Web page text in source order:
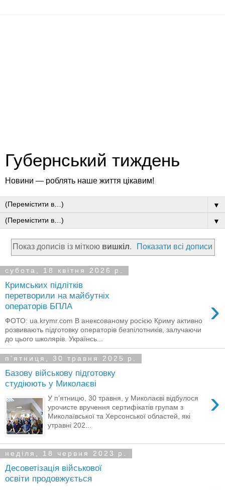
Губернський тиждень
Новини — роблять наше життя цікавим!
▼
▼
Показ дописів із міткою вишкіл. Показати всі дописи
субота, 18 квітня 2026 р.
Кримських підлітків
перетворили на майбутніх
операторів БПЛА
›
ФОТО: ua.krymr.com В анексованому росією Криму активно
розвивають підготовку операторів безпілотників, залучаючи
до цього школярів. Українсь...
пʼятниця, 30 травня 2025 р.
Базову військову підготовку
студіюють у Миколаєві
›
У п’ятницю, 30 травня, у Миколаєві відбулося
урочисте вручення сертифікатів групам з
Миколаївської та Херсонської областей, які
утравні 202...
неділя, 18 червня 2023 р.
Десоветізація військової
освіти продовжується